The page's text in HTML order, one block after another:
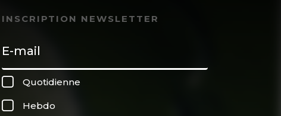
INSCRIPTION NEWSLETTER
Quotidienne
Hebdo